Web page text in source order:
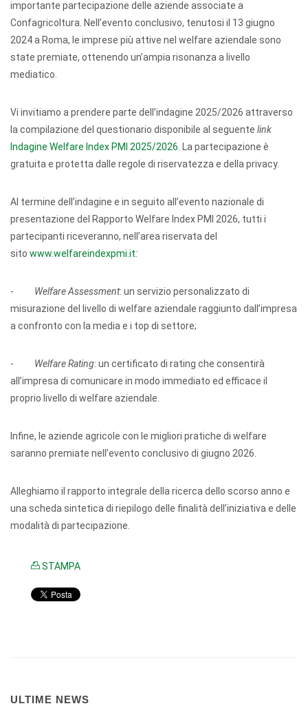
importante partecipazione delle aziende associate a
Confagricoltura. Nell’evento conclusivo, tenutosi il 13 giugno
2024 a Roma, le imprese più attive nel welfare aziendale sono
state premiate, ottenendo un’ampia risonanza a livello
mediatico.
Vi invitiamo a prendere parte dell’indagine 2025/2026 attraverso
la compilazione del questionario disponibile al seguente link
Indagine Welfare Index PMI 2025/2026 . La partecipazione è
gratuita e protetta dalle regole di riservatezza e della privacy.
Al termine dell’indagine e in seguito all’evento nazionale di
presentazione del Rapporto Welfare Index PMI 2026, tutti i
partecipanti riceveranno, nell’area riservata del
sito www.welfareindexpmi.it:
- Welfare Assessment: un servizio personalizzato di
misurazione del livello di welfare aziendale raggiunto dall’impresa
a confronto con la media e i top di settore;
- Welfare Rating: un certificato di rating che consentirà
all’impresa di comunicare in modo immediato ed efficace il
proprio livello di welfare aziendale.
Infine, le aziende agricole con le migliori pratiche di welfare
saranno premiate nell’evento conclusivo di giugno 2026.
Alleghiamo il rapporto integrale della ricerca dello scorso anno e
una scheda sintetica di riepilogo delle finalità dell’iniziativa e delle
modalità di partecipazione.
STAMPA
ULTIME NEWS